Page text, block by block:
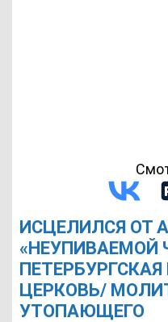
ИСЦЕЛИЛСЯ ОТ
«НЕУПИВАЕМОЙ
ЦЕРКОВЬ/
УТОПАЮЩЕГО